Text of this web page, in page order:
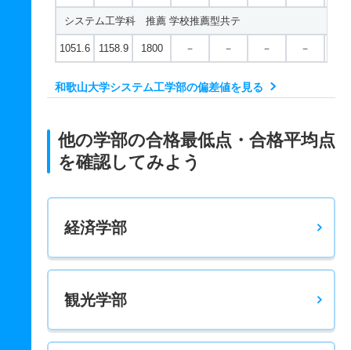
システム工学科 推薦 学校推薦型共テ
1051.6 1158.9 1800 － － － －
和歌山大学システム工学部の偏差値を見る
他の学部の合格最低点・合格平均点
を確認してみよう
経済学部
観光学部